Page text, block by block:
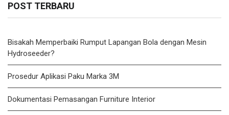
POST TERBARU
Bisakah Memperbaiki Rumput Lapangan Bola dengan Mesin
Hydroseeder?
Prosedur Aplikasi Paku Marka 3M
Dokumentasi Pemasangan Furniture Interior